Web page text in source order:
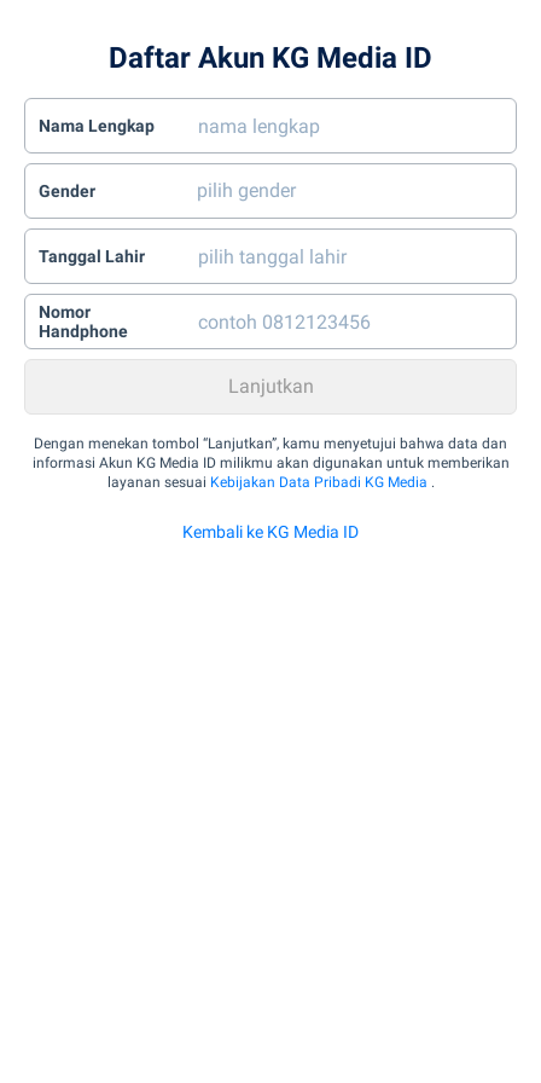
Daftar Akun KG Media ID
Nama Lengkap
Gender
Tanggal Lahir
Nomor
Handphone
Dengan menekan tombol “Lanjutkan”, kamu menyetujui bahwa data dan
informasi Akun KG Media ID milikmu akan digunakan untuk memberikan
layanan sesuai Kebijakan Data Pribadi KG Media .
Kembali ke KG Media ID